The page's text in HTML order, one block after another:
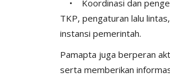
• Koordinasi dan
TKP, pengaturan lalu
instansi pemerintah.
Pamapta juga berperan
serta memberikan
Penerbangan
HUMAS MANGGARAI